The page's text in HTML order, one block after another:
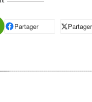
PartagerPartager sur Facebook
Partager